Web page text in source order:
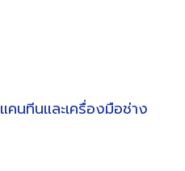
แคนทีนและเครื่องมือช่าง